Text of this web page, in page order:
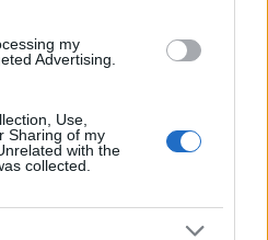
my
Advertising.
Use,
Sharing of my
with the
collected.
ΟΤΕ στη διεθνή σειρά
το Αρχαίο Θέατρο Επιδαύρου